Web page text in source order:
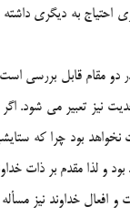
احتياج به ديگري
دو مقام قابل بررسي
نيز تعبير مي شود.
بود چرا كه
بود و لذا مقدم بر ذات
و افعال خداوند نيز